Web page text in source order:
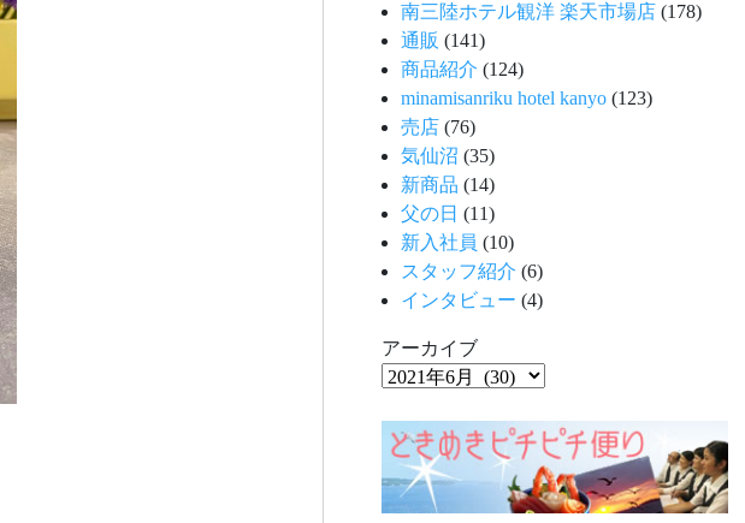
南三陸ホテル観洋 楽天市場店 (178)
通販 (141)
商品紹介 (124)
minamisanriku hotel kanyo (123)
売店 (76)
気仙沼 (35)
新商品 (14)
父の日 (11)
新入社員 (10)
スタッフ紹介 (6)
インタビュー (4)
アーカイブ